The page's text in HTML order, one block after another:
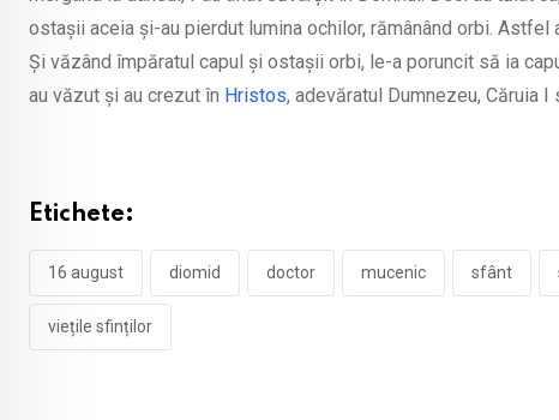
ostașii aceia și-au pierdut lumina ochilor, rămânând orbi.
Și văzând împăratul capul și ostașii orbi, le-a poruncit să ia
au văzut și au crezut în Hristos, adevăratul Dumnezeu, Căruia
Etichete:
16 august diomid doctor mucenic sfânt
viețile sfinților